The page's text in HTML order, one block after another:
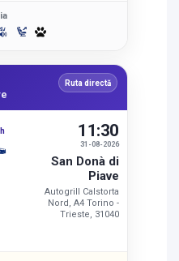
Ruta directă
31-08-2026
11:30
San Donà di
Piave
Autogrill Calstorta
Nord, A4 Torino -
Trieste, 31040